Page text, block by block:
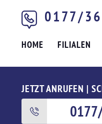
0177/
HOME FILIALEN
JETZT ANRUFEN |